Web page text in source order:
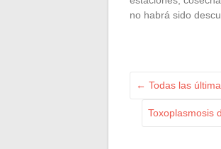
no habrá sido
← Todas las
Toxoplasmosis